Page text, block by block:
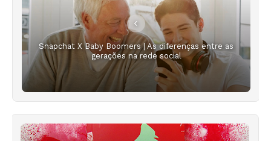
Snapchat X Baby Boomers | As diferenças entre as
gerações na rede social